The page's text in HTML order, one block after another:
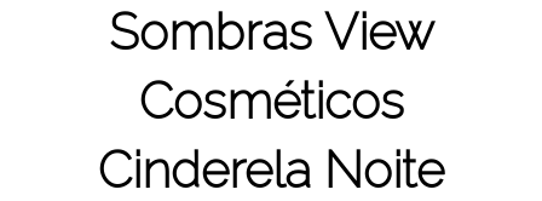
Sombras View
Cosméticos
Cinderela Noite